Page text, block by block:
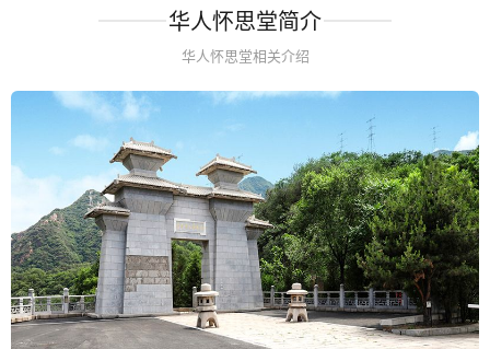
华人怀思堂简介
华人怀思堂相关介绍